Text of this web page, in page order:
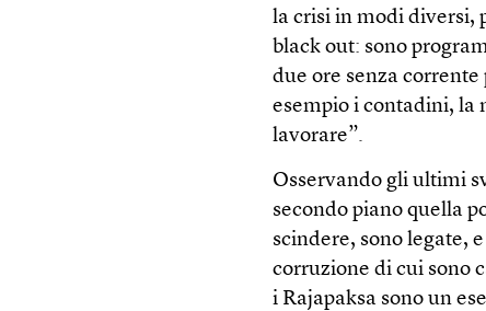
la crisi in modi diversi,
black out: sono
due ore senza
esempio i contadini, la
lavorare”.
Osservando gli ultimi
secondo piano quella
scindere, sono legate,
corruzione di cui sono
i Rajapaksa sono un